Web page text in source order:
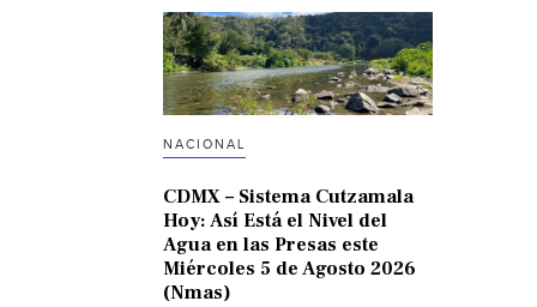
NACIONAL
CDMX – Sistema Cutzamala
Hoy: Así Está el Nivel del
Agua en las Presas este
Miércoles 5 de Agosto 2026
(Nmas)